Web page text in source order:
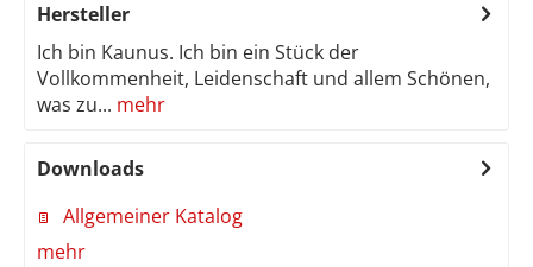
Hersteller
Ich bin Kaunus. Ich bin ein Stück der
Vollkommenheit, Leidenschaft und allem Schönen,
was zu... mehr
Downloads
Allgemeiner Katalog
mehr